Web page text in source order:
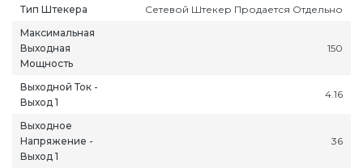
Тип Штекера
Сетевой Штекер Продается Отдельно
Максимальная
Выходная
Мощность
150
Выходной Ток -
Выход 1
4.16
Выходное
Напряжение -
Выход 1
36